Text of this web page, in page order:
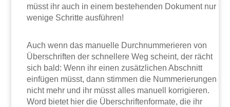
müsst ihr auch in einem bestehenden Dokument nur
wenige Schritte ausführen!
Auch wenn das manuelle Durchnummerieren von
Überschriften der schnellere Weg scheint, der rächt
sich bald: Wenn ihr einen zusätzlichen Abschnitt
einfügen müsst, dann stimmen die Nummerierungen
nicht mehr und ihr müsst alles manuell korrigieren.
Word bietet hier die Überschriftenformate, die ihr